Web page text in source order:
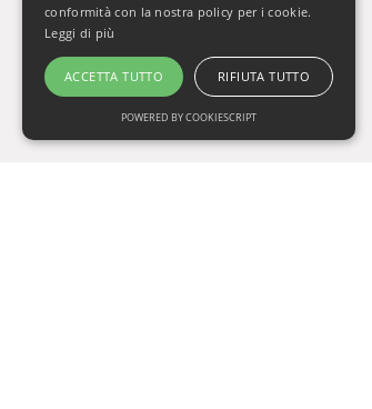
conformità con la nostra policy per i cookie.
Leggi di più
ACCETTA TUTTO RIFIUTA TUTTO
POWERED BY COOKIESCRIPT